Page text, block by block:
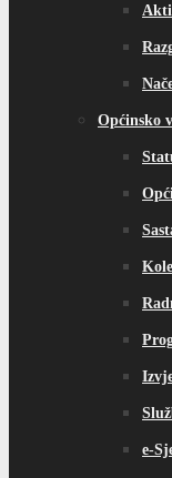
Općinsko
e-